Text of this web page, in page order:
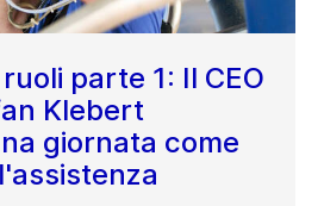
parte 1: Il CEO
Klebert
giornata come